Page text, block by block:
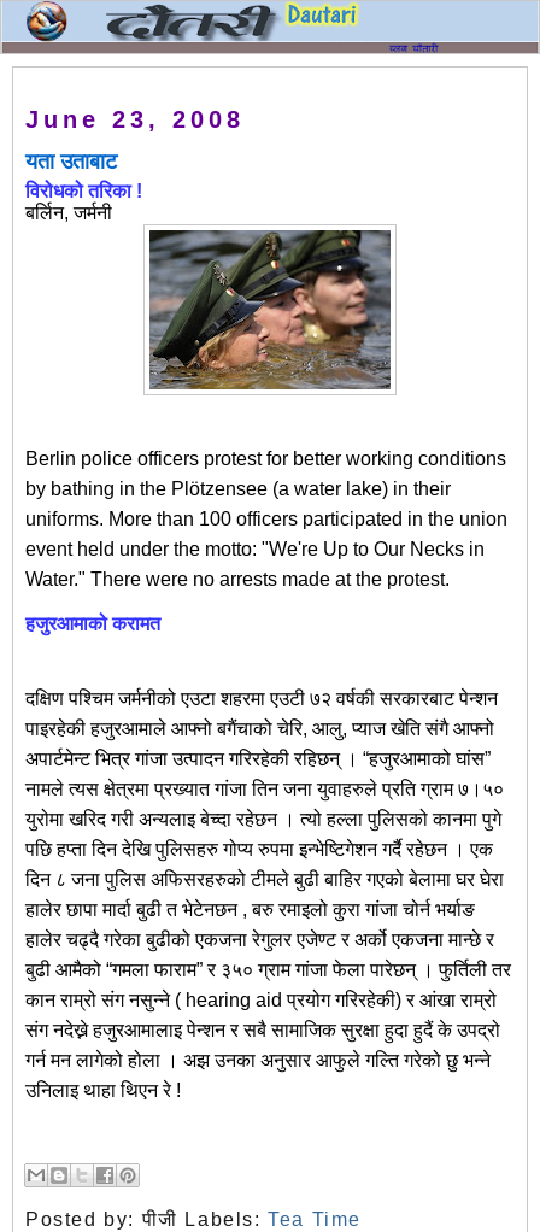
June 23, 2008
यता उताबाट
विरोधको तरिका !
बर्लिन, जर्मनी
Berlin police officers protest for better working conditions
by bathing in the Plötzensee (a water lake) in their
uniforms. More than 100 officers participated in the union
event held under the motto: "We're Up to Our Necks in
Water." There were no arrests made at the protest.
हजुरआमाको करामत
दक्षिण पश्चिम जर्मनीको एउटा शहरमा एउटी ७२ वर्षकी सरकारबाट पेन्शन
पाइरहेकी हजुरआमाले आफ्नो बगैंचाको चेरि, आलु, प्याज खेति संगै आफ्नो
अपार्टमेन्ट भित्र गांजा उत्पादन गरिरहेकी रहिछन् । “हजुरआमाको घांस”
नामले त्यस क्षेत्रमा प्रख्यात गांजा तिन जना युवाहरुले प्रति ग्राम ७।५०
युरोमा खरिद गरी अन्यलाइ बेच्दा रहेछन । त्यो हल्ला पुलिसको कानमा पुगे
पछि हप्ता दिन देखि पुलिसहरु गोप्य रुपमा इन्भेष्टिगेशन गर्दै रहेछन । एक
दिन ८ जना पुलिस अफिसरहरुको टीमले बुढी बाहिर गएको बेलामा घर घेरा
हालेर छापा मार्दा बुढी त भेटेनछन , बरु रमाइलो कुरा गांजा चोर्न भर्याङ
हालेर चढ्दै गरेका बुढीको एकजना रेगुलर एजेण्ट र अर्को एकजना मान्छे र
बुढी आमैको “गमला फाराम” र ३५० ग्राम गांजा फेला पारेछन् । फुर्तिली तर
कान राम्रो संग नसुन्ने ( hearing aid प्रयोग गरिरहेकी) र आंखा राम्रो
संग नदेख्ने हजुरआमालाइ पेन्शन र सबै सामाजिक सुरक्षा हुदा हुदैं के उपद्रो
गर्न मन लागेको होला । अझ उनका अनुसार आफुले गल्ति गरेको छु भन्ने
उनिलाइ थाहा थिएन रे !
Posted by:पीजी Labels:Tea Time